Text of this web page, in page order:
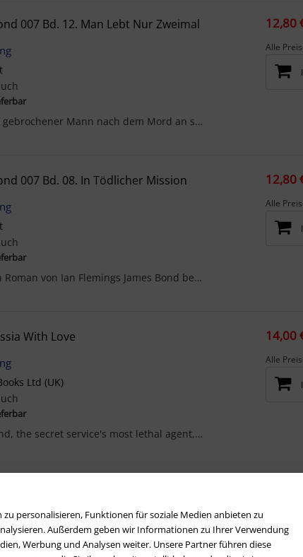
personalisieren, Funktionen für soziale Medien anbieten zu
Außerdem geben wir Informationen zu Ihrer Verwendung
Werbung und Analysen weiter. Unsere Partner führen diese
007 Bd. 12. Man Lebt Nur Zweimal
Bond, ein gebrochener Mann nach dem Mord an seiner Frau durch Ernst Stavro Blofeld, will dem Agen...
12,80
Alle
007 Bd. 08. In Tödlicher Mission
Im achten Roman von Ian Flemings James Bond begegnet der Geheimagent vom MI6 mehr als nur einem A...
12,80
Alle
With Love
Ltd (UK)
James Bond, the secret service's most lethal agent, is a marked manDeep inside the Soviet Uni...
14,00
Alle